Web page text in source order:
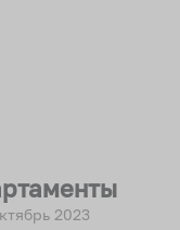
2023